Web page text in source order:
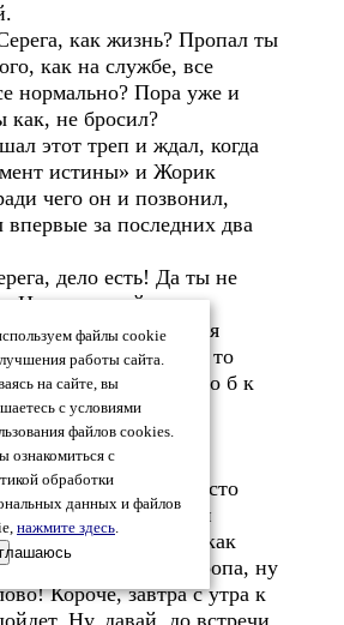
как жизнь? Пропал ты
как на службе, все
нормально? Пора уже и
как, не бросил?
этот треп и ждал, когда
истины» и Жорик
чего он и позвонил,
впервые за последних два
дело есть! Да ты не
Надо с женой моего
Че-то баба себя
то давление скачет, то
Так я скажу, что б к
А причем здесь
могу?
не вникай, просто
деятельности
все-таки! Так как
место знаю, коропа, ну
Короче, завтра с утра к
Ну, давай, до встречи,
файлы cookie
работы сайта.
на сайте, вы
с условиями
файлов cookies.
ознакомиться с
обработки
данных и файлов
нажмите здесь.